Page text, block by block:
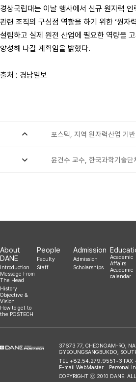
경상국립대는 이날 행사에서 신규 원자력
관련 조직의 구심점 역할을 하기 위한 ‘원자
설립하고 실제 원전 산업에 필요한 역량을
양성해 나갈 계획임을 밝혔다.
출처 : 경남일보
About
DANE
Introduction
Message From
The Head
History
Objective &
Vision
How to get to
the POSTECH
People
Faculty
Staff
Admission
Admission
Scholarships
Academic
Affairs
Academic
calendar
37673 77, CHEONGAM-RO,
GYEOUNGSANGBUKDO,
TEL +82.54.279.9551~3
E-mail WebMaster
Personal
COPYRIGHT ⓒ 2010 DANE. ALL